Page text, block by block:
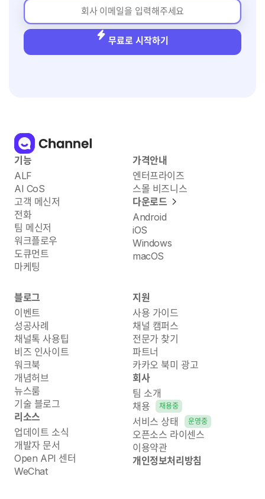
무료로 시작하기
기능
ALF
AI CoS
고객 메신저
전화
팀 메신저
워크플로우
도큐먼트
마케팅
가격안내
엔터프라이즈
스몰 비즈니스
다운로드
Android
iOS
Windows
macOS
블로그
이벤트
성공사례
채널톡 사용팁
비즈 인사이트
워크북
개념허브
뉴스룸
기술 블로그
리소스
업데이트 소식
개발자 문서
Open API 센터
WeChat
지원
사용 가이드
채널 캠퍼스
전문가 찾기
파트너
카카오 북미 광고
회사
팀 소개
채용
채용중
서비스 상태 운영중
오픈소스 라이센스
이용약관
개인정보처리방침